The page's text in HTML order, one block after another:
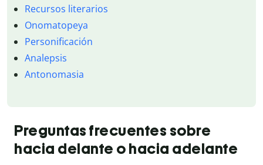
Recursos literarios
Onomatopeya
Personificación
Analepsis
Antonomasia
Preguntas frecuentes sobre
hacia delante o hacia adelante